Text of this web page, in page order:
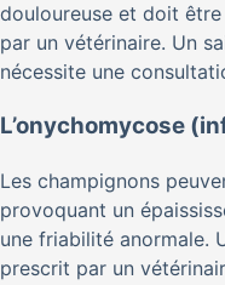
douloureuse et doit
par un vétérinaire. Un
nécessite une
L’onychomycose
Les champignons
provoquant un
une friabilité anormale.
prescrit par un